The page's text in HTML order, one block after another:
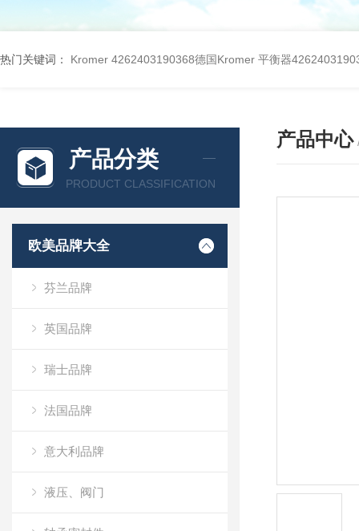
热门关键词： Kromer 4262403190368德国Kromer 平衡器
产品分类
PRODUCT CLASSIFICATION
欧美品牌大全
芬兰品牌
英国品牌
瑞士品牌
法国品牌
意大利品牌
液压、阀门
产品中心